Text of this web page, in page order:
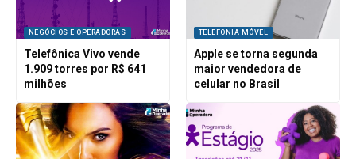
NEGÓCIOS E OPERADORAS
Telefônica Vivo vende
1.909 torres por R$ 641
milhões
TELEFONIA MÓVEL
Apple se torna segunda
maior vendedora de
celular no Brasil